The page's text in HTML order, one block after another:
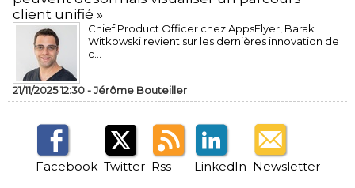
client unifié »
Chief Product Officer chez AppsFlyer, ​Barak
Witkowski revient sur les dernières innovation de
c...
21/11/2025 12:30 -Jérôme Bouteiller
Facebook Twitter Rss LinkedIn Newsletter